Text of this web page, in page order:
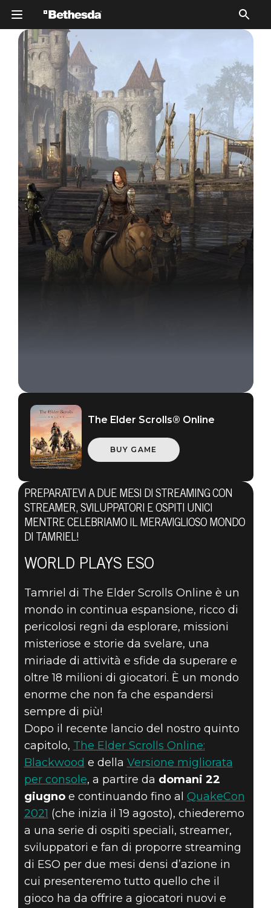
The Elder Scrolls Online
21 giugno 2021
SCOPRITE OGNI
ANGOLO DI
TAMRIEL
DURANTE LA
PROMOZIONE
WORLD PLAYS
ESO
The Elder Scrolls® Online
BUY GAME
PREPARATEVI A DUE MESI DI STREAMING CON
STREAMER, SVILUPPATORI E OSPITI UNICI
MENTRE CELEBRIAMO IL MERAVIGLIOSO MONDO
DI TAMRIEL!
WORLD PLAYS ESO
Tamriel di The Elder Scrolls Online è un
mondo in continua espansione, ricco di
pericolosi regni da esplorare, missioni
misteriose e storie da svelare, una
miriade di attività e sfide da superare e
oltre 18 milioni di giocatori. È un mondo
enorme che non fa che espandersi
sempre di più!
Dopo il recente lancio del nostro quinto
capitolo, The Elder Scrolls Online:
Blackwood e della Versione migliorata
per console, a partire da domani 22
giugnoe continuando fino al QuakeCon
2021 (che inizia il 19 agosto), chiederemo
a una serie di ospiti speciali, streamer,
sviluppatori e fan di proporre streaming
di ESO per due mesi densi d’azione in
cui presenteremo tutto quello che il
gioco ha da offrire a giocatori nuovi e